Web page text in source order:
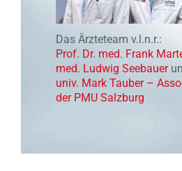
Das Ärzteteam v.l.n.r.:
Prof. Dr. med. Frank
med. Ludwig Seebauer
univ. Mark Tauber –
der PMU Salzburg